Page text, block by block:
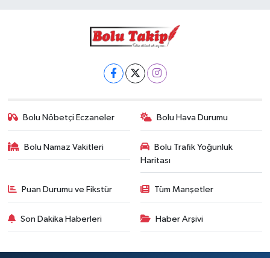
Bolu Nöbetçi Eczaneler Bolu Hava Durumu
Bolu Namaz Vakitleri
Bolu Trafik Yoğunluk
Haritası
Puan Durumu ve Fikstür Tüm Manşetler
Son Dakika Haberleri Haber Arşivi